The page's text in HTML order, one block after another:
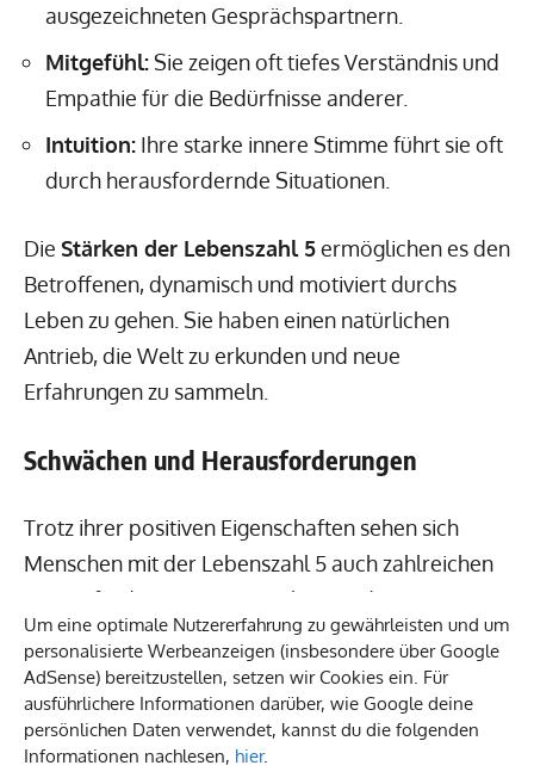
Um eine optimale Nutzererfahrung zu gewährleisten und um
personalisierte Werbeanzeigen (insbesondere über Google
AdSense) bereitzustellen, setzen wir Cookies ein. Für
ausführlichere Informationen darüber, wie Google deine
persönlichen Daten verwendet, kannst du die folgenden
Informationen nachlesen, hier.
ausgezeichneten Gesprächspartnern.
Mitgefühl:Sie zeigen oft tiefes Verständnis und
Empathie für die Bedürfnisse anderer.
Intuition: Ihre starke innere Stimme führt sie oft
durch herausfordernde Situationen.
Die Stärken der Lebenszahl 5ermöglichen es den
Betroffenen, dynamisch und motiviert durchs
Leben zu gehen. Sie haben einen natürlichen
Antrieb, die Welt zu erkunden und neue
Erfahrungen zu sammeln.
Schwächen und Herausforderungen
Trotz ihrer positiven Eigenschaften sehen sich
Menschen mit der Lebenszahl 5 auch zahlreichen
Herausforderungen gegenüber. Zu den
Schwächen der Lebenszahl 5gehören:
Ungeduld:Die Neigung, schnell aufgeben, kann
sie in verschiedenen Lebensbereichen